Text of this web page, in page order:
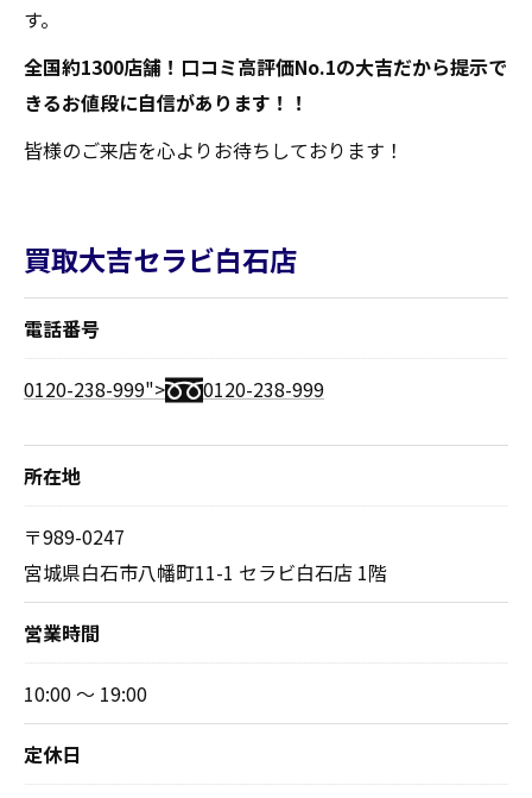
す。
全国約1300店舗！口コミ高評価No.1の大吉だから提示で
きるお値段に自信があります！！
皆様のご来店を心よりお待ちしております！
買取大吉セラビ白石店
電話番号
0120-238-999"> 0120-238-999
所在地
〒989-0247
宮城県白石市八幡町11-1 セラビ白石店 1階
営業時間
10:00 ～ 19:00
定休日